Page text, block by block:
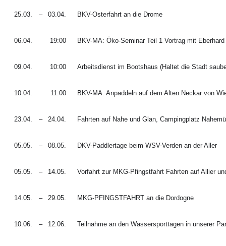
25.03. – 03.04. BKV-Osterfahrt an die Drome
06.04. 19:00 BKV-MA: Öko-Seminar Teil 1 Vortrag mit
09.04. 10:00 Arbeitsdienst im Bootshaus (Haltet die Stadt
10.04. 11:00 BKV-MA: Anpaddeln auf dem Alten Neckar von
23.04. – 24.04. Fahrten auf Nahe und Glan, Campingplatz
05.05. – 08.05. DKV-Paddlertage beim WSV-Verden an der Aller
05.05. – 14.05. Vorfahrt zur MKG-Pfingstfahrt Fahrten auf Allier
14.05. – 29.05. MKG-PFINGSTFAHRT an die Dordogne
10.06. – 12.06. Teilnahme an den Wassersporttagen in unserer